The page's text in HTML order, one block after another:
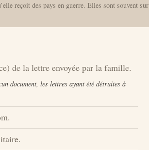
reçoit des pays en guerre. Elles sont souvent sur
de la lettre envoyée par la famille.
document, les lettres ayant été détruites à